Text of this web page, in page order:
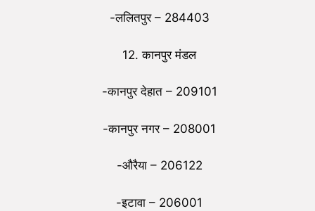
-ललितपुर – 284403
12. कानपुर मंडल
-कानपुर देहात – 209101
-कानपुर नगर – 208001
-औरैया – 206122
-इटावा – 206001